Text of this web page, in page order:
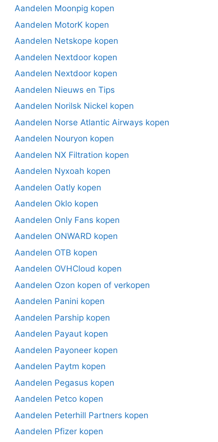
Aandelen Moonpig kopen
Aandelen MotorK kopen
Aandelen Netskope kopen
Aandelen Nextdoor kopen
Aandelen Nextdoor kopen
Aandelen Nieuws en Tips
Aandelen Norilsk Nickel kopen
Aandelen Norse Atlantic Airways kopen
Aandelen Nouryon kopen
Aandelen NX Filtration kopen
Aandelen Nyxoah kopen
Aandelen Oatly kopen
Aandelen Oklo kopen
Aandelen Only Fans kopen
Aandelen ONWARD kopen
Aandelen OTB kopen
Aandelen OVHCloud kopen
Aandelen Ozon kopen of verkopen
Aandelen Panini kopen
Aandelen Parship kopen
Aandelen Payaut kopen
Aandelen Payoneer kopen
Aandelen Paytm kopen
Aandelen Pegasus kopen
Aandelen Petco kopen
Aandelen Peterhill Partners kopen
Aandelen Pfizer kopen